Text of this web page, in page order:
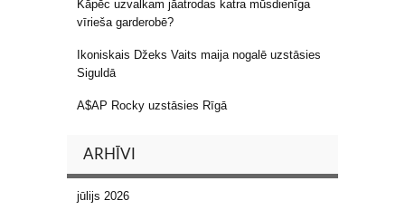
Kāpēc uzvalkam jāatrodas katra mūsdienīga
vīrieša garderobē?
Ikoniskais Džeks Vaits maija nogalē uzstāsies
Siguldā
A$AP Rocky uzstāsies Rīgā
ARHĪVI
jūlijs 2026